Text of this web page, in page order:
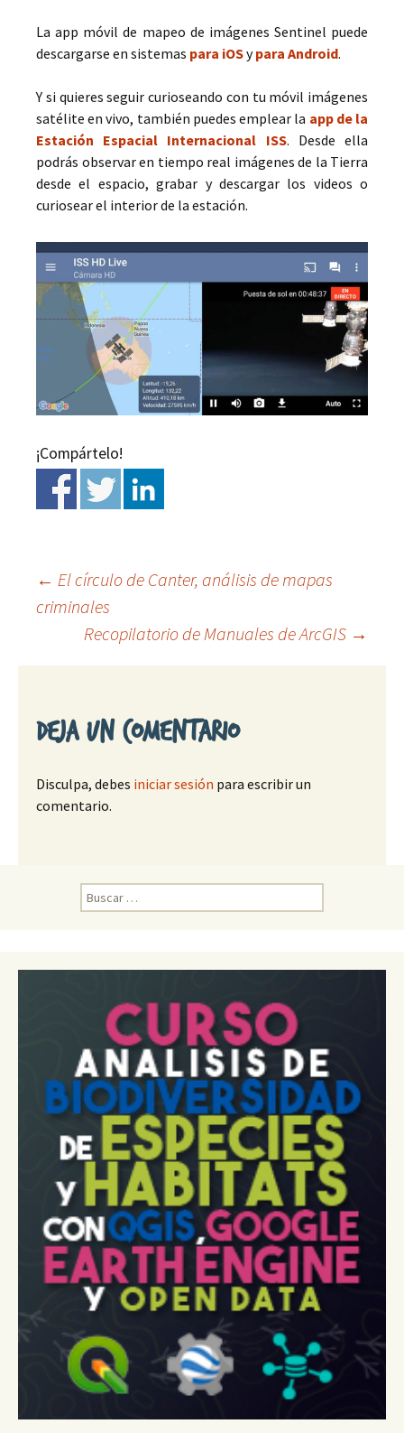
La app móvil de mapeo de imágenes Sentinel puede
descargarse en sistemas para iOSypara Android.
Y si quieres seguir curioseando con tu móvil imágenes
satélite en vivo, también puedes emplear la app de la
Estación Espacial Internacional ISS. Desde ella
podrás observar en tiempo real imágenes de la Tierra
desde el espacio, grabar y descargar los videos o
curiosear el interior de la estación.
¡Compártelo!
Ir
a
la
entrada
← El círculo de Canter, análisis de mapas
criminales
Recopilatorio de Manuales de ArcGIS →
Deja un comentario
Disculpa, debes iniciar sesión para escribir un
comentario.
B
u
a